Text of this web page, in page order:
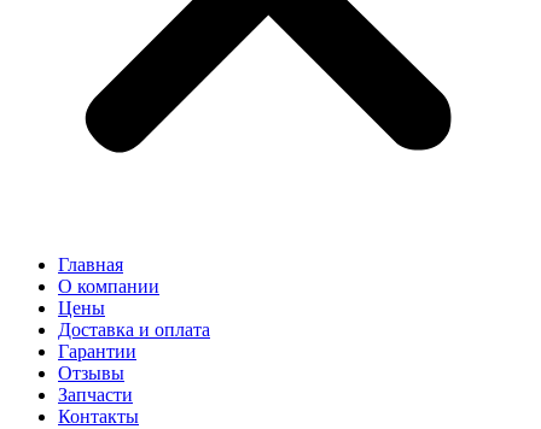
Главная
О компании
Цены
Доставка и оплата
Гарантии
Отзывы
Запчасти
Контакты